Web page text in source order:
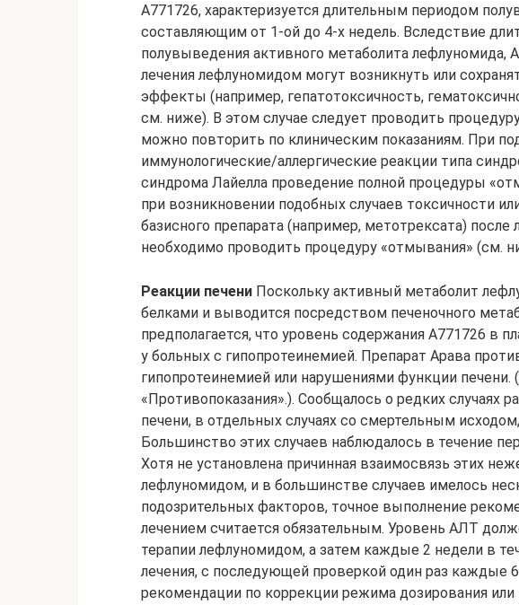
А771726, характеризуется длительным периодом
составляющим от 1-ой до 4-х недель. Вследствие
полувыведения активного метаболита лефлуномида,
лечения лефлуномидом могут возникнуть или
эффекты (например, гепатотоксичность,
см. ниже). В этом случае следует проводить
можно повторить по клиническим показаниям. При
иммунологические/аллергические реакции типа
синдрома Лайелла проведение полной процедуры
при возникновении подобных случаев токсичности
базисного препарата (например, метотрексата)
необходимо проводить процедуру «отмывания» (см.
Реакции печени Поскольку активный метаболит
белками и выводится посредством печеночного
предполагается, что уровень содержания А771726 в
у больных с гипопротеинемией. Препарат Арава
гипопротеинемией или нарушениями функции печени.
«Противопоказания».). Сообщалось о редких случаях
печени, в отдельных случаях со смертельным
Большинство этих случаев наблюдалось в течение
Хотя не установлена причинная взаимосвязь этих
лефлуномидом, и в большинстве случаев имелось
подозрительных факторов, точное выполнение
лечением считается обязательным. Уровень АЛТ
терапии лефлуномидом, а затем каждые 2 недели в
лечения, с последующей проверкой один раз
рекомендации по коррекции режима дозирования